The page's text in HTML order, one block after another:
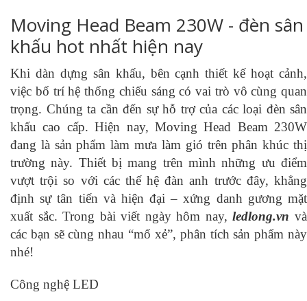
Moving Head Beam 230W - đèn sân
khấu hot nhất hiện nay
Khi dàn dựng sân khấu, bên cạnh thiết kế hoạt cảnh,
việc bố trí hệ thống chiếu sáng có vai trò vô cùng quan
trọng. Chúng ta cần đến sự hỗ trợ của các loại đèn sân
khấu cao cấp. Hiện nay, Moving Head Beam 230W
đang là sản phẩm làm mưa làm gió trên phân khúc thị
trường này. Thiết bị mang trên mình những ưu điểm
vượt trội so với các thế hệ đàn anh trước đây, khẳng
định sự tân tiến và hiện đại – xứng danh gương mặt
xuất sắc. Trong bài viết ngày hôm nay,ledlong.vn và
các bạn sẽ cùng nhau “mổ xẻ”, phân tích sản phẩm này
nhé!
Công nghệ LED